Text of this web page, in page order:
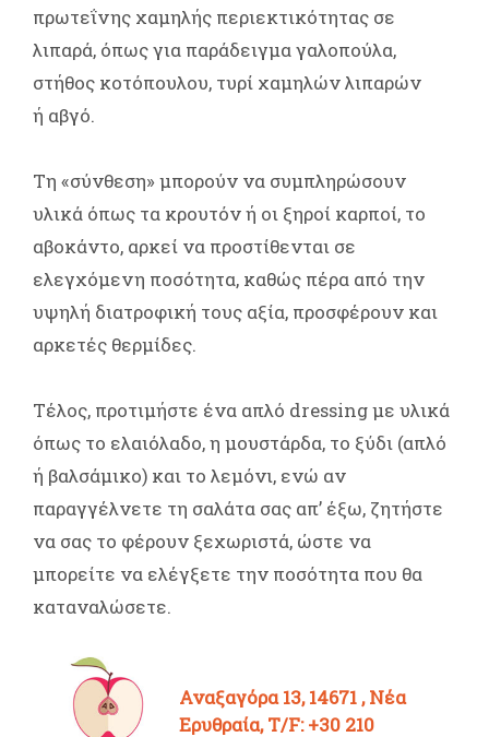
πρωτεΐνης χαμηλής περιεκτικότητας σε
λιπαρά, όπως για παράδειγμα γαλοπούλα,
στήθος κοτόπουλου, τυρί χαμηλών λιπαρών
ή αβγό.
Τη «σύνθεση» μπορούν να συμπληρώσουν
υλικά όπως τα κρουτόν ή οι ξηροί καρποί, το
αβοκάντο, αρκεί να προστίθενται σε
ελεγχόμενη ποσότητα, καθώς πέρα από την
υψηλή διατροφική τους αξία, προσφέρουν και
αρκετές θερμίδες.
Τέλος, προτιμήστε ένα απλό dressing με υλικά
όπως το ελαιόλαδο, η μουστάρδα, το ξύδι (απλό
ή βαλσάμικο) και το λεμόνι, ενώ αν
παραγγέλνετε τη σαλάτα σας απ’ έξω, ζητήστε
να σας το φέρουν ξεχωριστά, ώστε να
μπορείτε να ελέγξετε την ποσότητα που θα
καταναλώσετε.
Αναξαγόρα 13, 14671 , Νέα
Ερυθραία, T/F: +30 210